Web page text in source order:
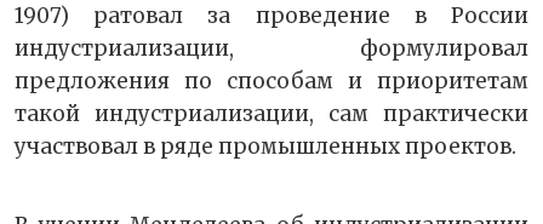
1907) ратовал за проведение в России
индустриализации, формулировал
предложения по способам и приоритетам
такой индустриализации, сам практически
участвовал в ряде промышленных проектов.